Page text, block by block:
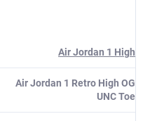
Air Jordan 1 High
Air Jordan 1 Retro High OG
UNC Toe